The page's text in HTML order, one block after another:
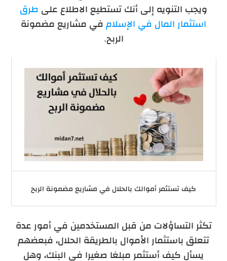
ويجب التنويه إلى أنك تستطيع الاطلاع على طرق
استثمار المال في الإسلام في مشاريع مضمونة
الربح.
كيف تستثمر أموالك بالحلال في مشاريع مضمونة الربح
تكثر التساؤلات من قبل المستخدمين في أمور عدة
تتعلق باستثمار الأموال بالطريقة الحلال، فبعضهم
يسأل كيف أستثمر مبلغا صغيرا في البنك، وهل